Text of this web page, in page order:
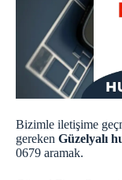
Bizimle iletişime
gereken Güzelyalı
0679 aramak.